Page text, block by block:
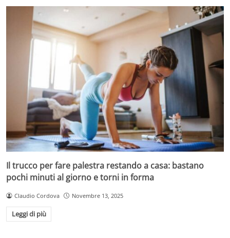
Il trucco per fare palestra restando a casa: bastano
pochi minuti al giorno e torni in forma
Claudio Cordova Novembre 13, 2025
Leggi di più